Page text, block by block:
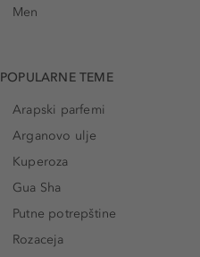
Men
POPULARNE TEME
Arapski parfemi
Arganovo ulje
Kuperoza
Gua Sha
Putne potrepštine
Rozaceja